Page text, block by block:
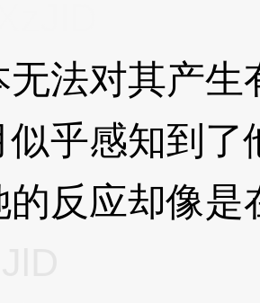
对其产生
感知到了
应却像是